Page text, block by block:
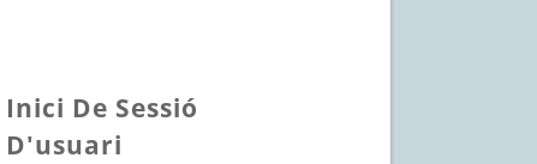
Inici De Sessió
D'usuari